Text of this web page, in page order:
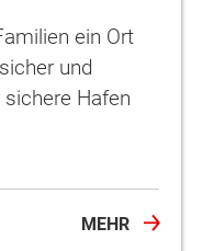
ein Ort
und
Hafen
MEHR